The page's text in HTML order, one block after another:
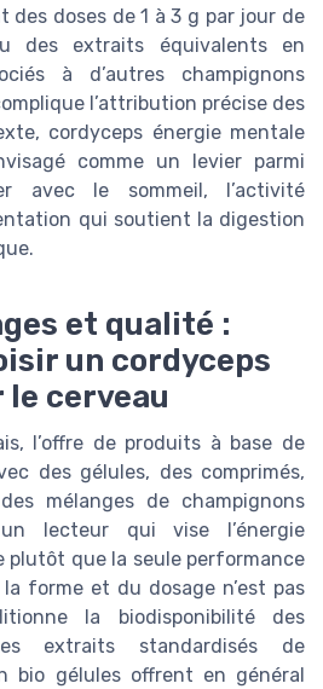
doses de 1 à 3 g par jour de
des extraits équivalents en
à d’autres champignons
l’attribution précise des
cordyceps énergie mentale
comme un levier parmi
avec le sommeil, l’activité
qui soutient la digestion
et qualité :
un cordyceps
cerveau
l’offre de produits à base de
des gélules, des comprimés,
mélanges de champignons
lecteur qui vise l’énergie
plutôt que la seule performance
forme et du dosage n’est pas
la biodisponibilité des
extraits standardisés de
bio gélules offrent en général